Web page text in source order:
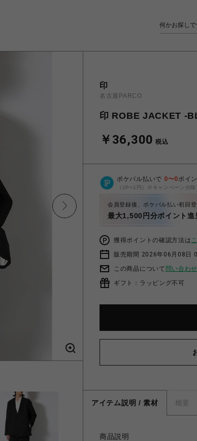
印
名古屋PARCO
印 ROBE JACKET -
￥36,300 税込
ポケパル払いで 0〜0ポイ
（1P=1円）※キャンペーン分除
会員登録後、ポケパル払い初回
最大1,500円分ポイント進
獲得ポイントの確認方法は
販売期間 2026年06月08日
この商品について 問い合わ
ギフト：ラッピング不可
アイテム説明 / 素材 概要
商品説明